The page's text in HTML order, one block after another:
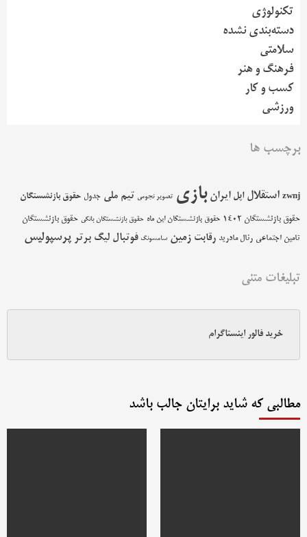
تکنولوژی
دسته‌بندی نشده
سلامتی
فرهنگ و هنر
کسب و کار
ورزشی
برچسب ها
zwnj استقلال اپل ایران بازی تصویر نجومی تیم ملی جدول حقوق بازنشستگان
حقوق بازنشستگان 1402 حقوق بازنشستگان این ماه حقوق بازنشستگان بانکی حقوق بازنشستگان
تامین اجتماعی رئال مادرید رقابت زمین سامسونگ فوتبال لیگ برتر پرسپولیس
تبلیغات متنی
خرید فالور اینستاگرام
مطالبی که شاید برایتان جالب باشد